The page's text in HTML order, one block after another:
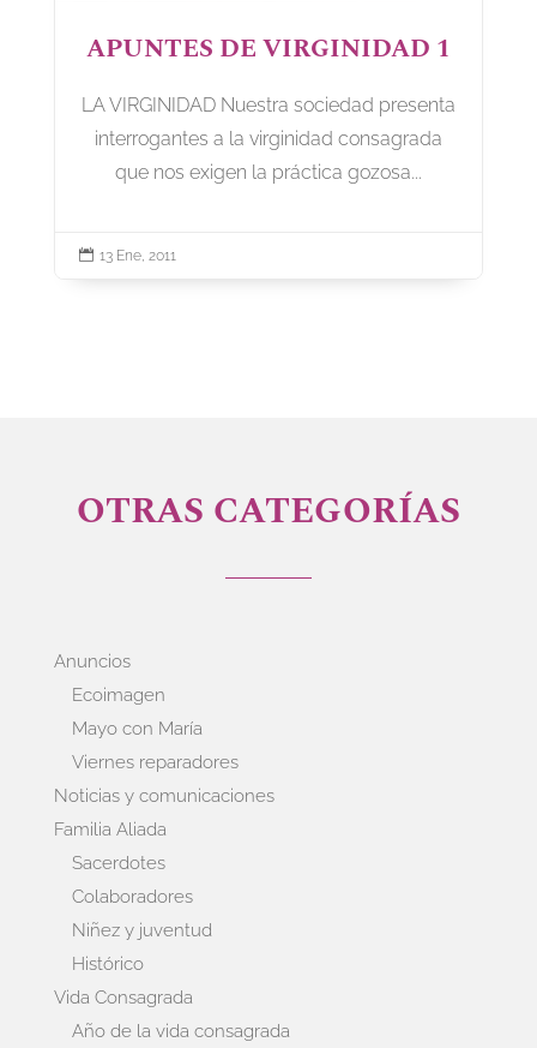
APUNTES DE VIRGINIDAD 1
LA VIRGINIDAD Nuestra sociedad presenta
interrogantes a la virginidad consagrada
que nos exigen la práctica gozosa...
 13 Ene, 2011
OTRAS CATEGORÍAS
Anuncios
Ecoimagen
Mayo con María
Viernes reparadores
Noticias y comunicaciones
Familia Aliada
Sacerdotes
Colaboradores
Niñez y juventud
Histórico
Vida Consagrada
Año de la vida consagrada